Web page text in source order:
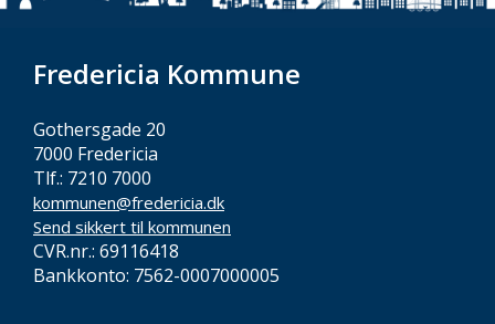
Fredericia Kommune
Gothersgade 20
7000 Fredericia
Tlf.: 7210 7000
kommunen@fredericia.dk
Send sikkert til kommunen
CVR.nr.: 69116418
Bankkonto: 7562-0007000005